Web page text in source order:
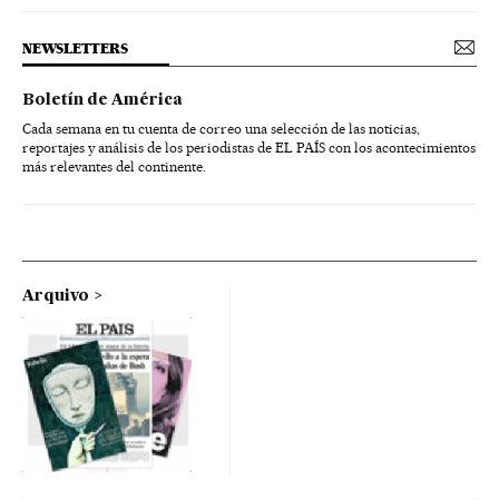
NEWSLETTERS
Boletín de América
Cada semana en tu cuenta de correo una selección de las noticias,
reportajes y análisis de los periodistas de EL PAÍS con los acontecimientos
más relevantes del continente.
Arquivo